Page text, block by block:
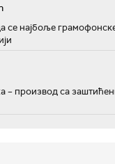
се најбоље
– производ са